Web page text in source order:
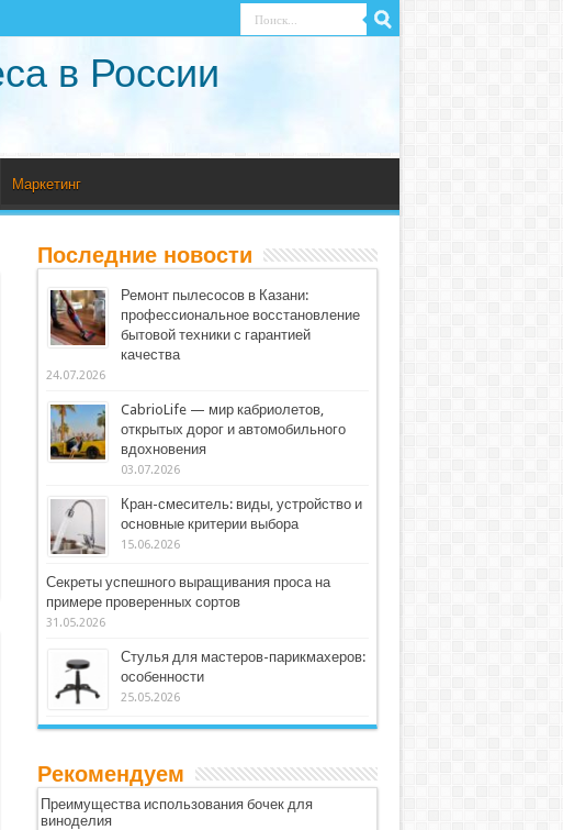
в России
Маркетинг
Последние новости
Ремонт пылесосов в Казани:
профессиональное восстановление
бытовой техники с гарантией
качества
24.07.2026
CabrioLife — мир кабриолетов,
открытых дорог и автомобильного
вдохновения
03.07.2026
Кран-смеситель: виды, устройство и
основные критерии выбора
15.06.2026
Секреты успешного выращивания проса на
примере проверенных сортов
31.05.2026
Стулья для мастеров-парикмахеров:
особенности
25.05.2026
Рекомендуем
Преимущества использования бочек для
виноделия